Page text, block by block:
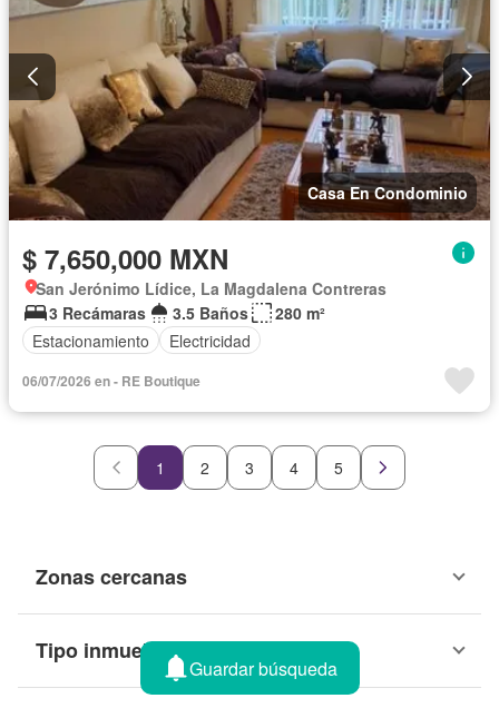
Casa En Condominio
$ 7,650,000 MXN
San Jerónimo Lídice, La Magdalena Contreras
3 Recámaras
3.5 Baños
280 m²
Estacionamiento
Electricidad
06/07/2026 en - RE Boutique
1 2 3 4 5
Zonas cercanas
Tipo inmueble
Guardar búsqueda